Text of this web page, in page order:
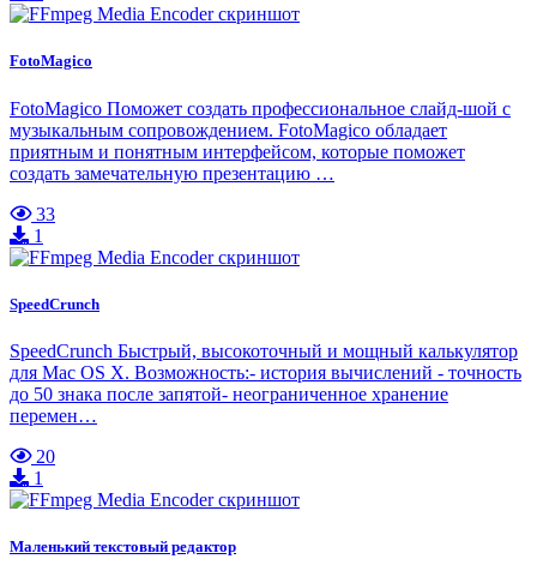
FotoMagico
FotoMagico Поможет создать профессиональное слайд-шой с
музыкальным сопровождением. FotoMagico обладает
приятным и понятным интерфейсом, которые поможет
создать замечательную презентацию …
33
1
SpeedCrunch
SpeedCrunch Быстрый, высокоточный и мощный калькулятор
для Mac OS X. Возможность:- история вычислений - точность
до 50 знака после запятой- неограниченное хранение
перемен…
20
1
Маленький текстовый редактор